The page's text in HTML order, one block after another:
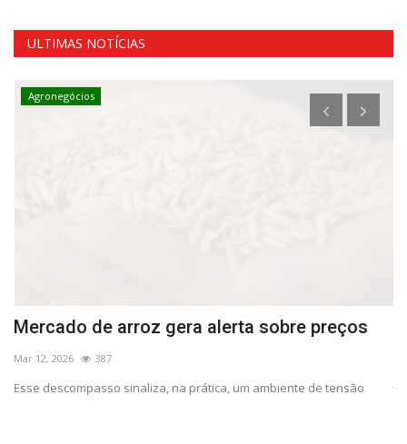
ULTIMAS NOTÍCIAS
Agronegócios
Mercado de arroz gera alerta sobre preços
Mar 12, 2026 387
Esse descompasso sinaliza, na prática, um ambiente de tensão